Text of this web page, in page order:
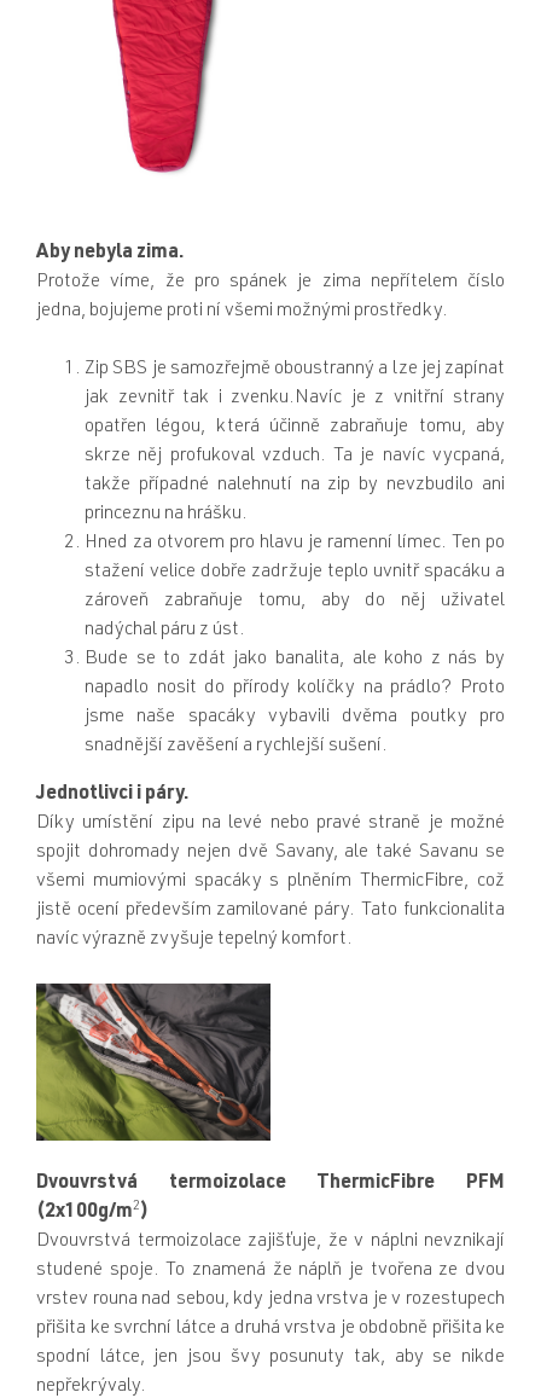
Aby nebyla zima.
Protože víme, že pro spánek je zima nepřítelem číslo
jedna, bojujeme proti ní všemi možnými prostředky.
Zip SBS je samozřejmě oboustranný a lze jej zapínat
jak zevnitř tak i zvenku.Navíc je z vnitřní strany
opatřen légou, která účinně zabraňuje tomu, aby
skrze něj profukoval vzduch. Ta je navíc vycpaná,
takže případné nalehnutí na zip by nevzbudilo ani
princeznu na hrášku.
Hned za otvorem pro hlavu je ramenní límec. Ten po
stažení velice dobře zadržuje teplo uvnitř spacáku a
zároveň zabraňuje tomu, aby do něj uživatel
nadýchal páru z úst.
Bude se to zdát jako banalita, ale koho z nás by
napadlo nosit do přírody kolíčky na prádlo? Proto
jsme naše spacáky vybavili dvěma poutky pro
snadnější zavěšení a rychlejší sušení.
Jednotlivci i páry.
Díky umístění zipu na levé nebo pravé straně je možné
spojit dohromady nejen dvě Savany, ale také Savanu se
všemi mumiovými spacáky s plněním ThermicFibre, což
jistě ocení především zamilované páry. Tato funkcionalita
navíc výrazně zvyšuje tepelný komfort.
Dvouvrstvá termoizolace ThermicFibre PFM
(2x100g/m2)
Dvouvrstvá termoizolace zajišťuje, že v náplni nevznikají
studené spoje. To znamená že náplň je tvořena ze dvou
vrstev rouna nad sebou, kdy jedna vrstva je v rozestupech
přišita ke svrchní látce a druhá vrstva je obdobně přišita ke
spodní látce, jen jsou švy posunuty tak, aby se nikde
nepřekrývaly.